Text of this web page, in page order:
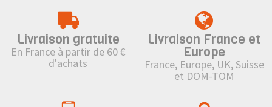
Livraison gratuite
En France à partir de 60 €
d'achats
Livraison France et
Europe
France, Europe, UK, Suisse
et DOM-TOM